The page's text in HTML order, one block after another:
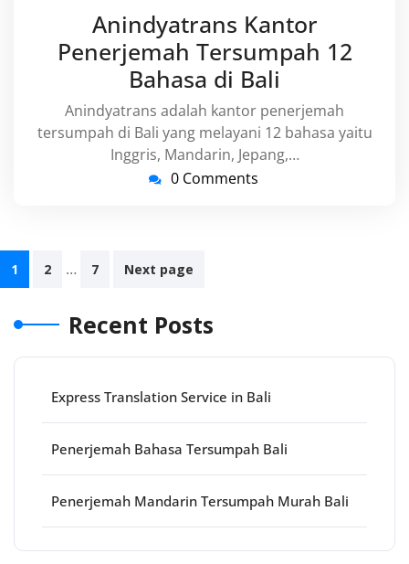
2025
Anindyatrans Kantor
Penerjemah Tersumpah 12
Bahasa di Bali
Anindyatrans adalah kantor penerjemah
tersumpah di Bali yang melayani 12 bahasa yaitu
Inggris, Mandarin, Jepang,…
0 Comments
Posts
navigation
1 2 … 7 Next page
Recent Posts
Express Translation Service in Bali
Penerjemah Bahasa Tersumpah Bali
Penerjemah Mandarin Tersumpah Murah Bali